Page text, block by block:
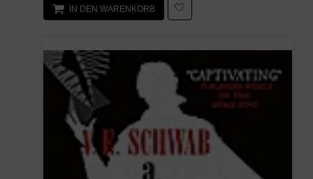
IN DEN WARENKORB